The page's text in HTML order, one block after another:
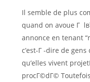
Il semble de plus
quand on avoue Г
annonce en tenant
c’est-Г -dire de
qu’elles vivent
procГ©dГ©